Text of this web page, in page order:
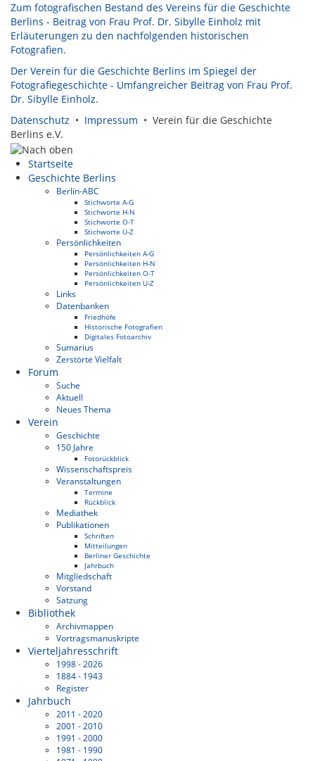
Zum fotografischen Bestand des Vereins für die Geschichte
Berlins - Beitrag von Frau Prof. Dr. Sibylle Einholz mit
Erläuterungen zu den nachfolgenden historischen
Fotografien.
Der Verein für die Geschichte Berlins im Spiegel der
Fotografiegeschichte - Umfangreicher Beitrag von Frau Prof.
Dr. Sibylle Einholz.
Datenschutz • Impressum • Verein für die Geschichte
Berlins e.V.
Startseite
Geschichte Berlins
Berlin-ABC
Stichworte A-G
Stichworte H-N
Stichworte O-T
Stichworte U-Z
Persönlichkeiten
Persönlichkeiten A-G
Persönlichkeiten H-N
Persönlichkeiten O-T
Persönlichkeiten U-Z
Links
Datenbanken
Friedhöfe
Historische Fotografien
Digitales Fotoarchiv
Sumarius
Zerstörte Vielfalt
Forum
Suche
Aktuell
Neues Thema
Verein
Geschichte
150 Jahre
Fotorückblick
Wissenschaftspreis
Veranstaltungen
Termine
Rückblick
Mediathek
Publikationen
Schriften
Mitteilungen
Berliner Geschichte
Jahrbuch
Mitgliedschaft
Vorstand
Satzung
Bibliothek
Archivmappen
Vortragsmanuskripte
Vierteljahresschrift
1998 - 2026
1884 - 1943
Register
Jahrbuch
2011 - 2020
2001 - 2010
1991 - 2000
1981 - 1990